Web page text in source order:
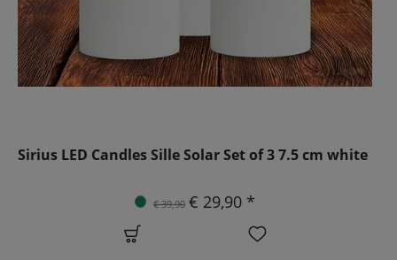
Sirius LED Candles Sille Solar Set of 3 7.5 cm white
€ 39,90 € 29,90 *